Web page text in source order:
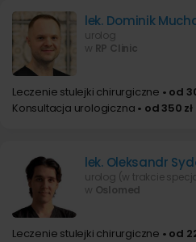
lek. Dominik
urolog
w RP Clinic
Leczenie stulejki chirurgiczne • od
Konsultacja urologiczna • od 350 zł
lek. Oleksandr
urolog (w trakcie
w Oslomed
Leczenie stulejki chirurgiczne • od